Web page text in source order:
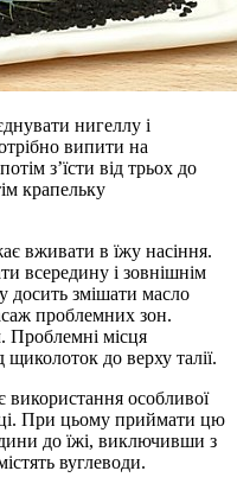
нигеллу і
випити на
з’їсти від трьох до
крапельку
вживати в їжу насіння.
всередину і зовнішнім
досить змішати масло
проблемних зон.
Проблемні місця
до верху талії.
використання особливої
При цьому приймати цю
до їжі, виключивши з
вуглеводи.